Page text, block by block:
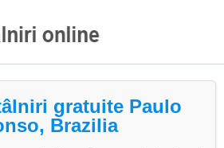
gratuite Paulo
Brazilia